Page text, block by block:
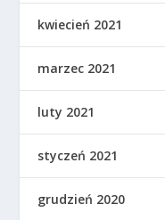
kwiecień 2021
marzec 2021
luty 2021
styczeń 2021
grudzień 2020